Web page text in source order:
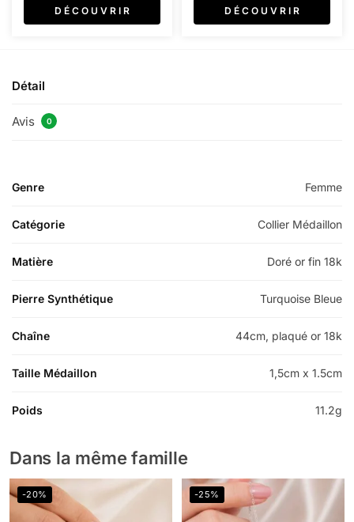
D É C O U V R I R D É C O U V R I R
Détail
Avis 0
Genre Femme
Catégorie Collier Médaillon
Matière Doré or fin 18k
Pierre Synthétique Turquoise Bleue
Chaîne 44cm, plaqué or 18k
Taille Médaillon 1,5cm x 1.5cm
Poids 11.2g
Dans la même famille
-20% -25%